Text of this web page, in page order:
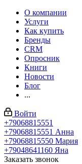
О компании
Услуги
Как купить
Бренды
CRM
Опросник
Книги
Новости
Блог
...
Войти
+79068815551
+79068815551 Анна
+79068815550 Мария
+79048641160 Яна
Заказать звонок